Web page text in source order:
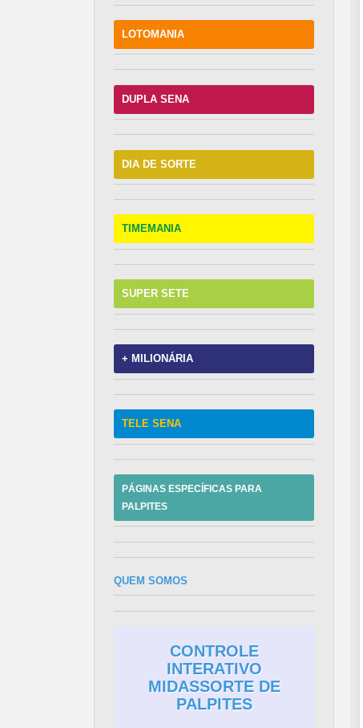
LOTOMANIA
DUPLA SENA
DIA DE SORTE
TIMEMANIA
SUPER SETE
+ MILIONÁRIA
TELE SENA
PÁGINAS ESPECÍFICAS PARA
PALPITES
QUEM SOMOS
CONTROLE
INTERATIVO
MIDASSORTE DE
PALPITES